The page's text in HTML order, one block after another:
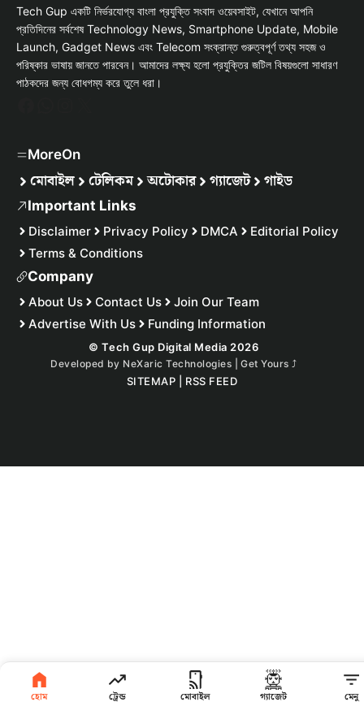
হোম ট্রেন্ড মোবাইল গ্যাজেট মেনু
Tech Gup একটি নির্ভরযোগ্য বাংলা প্রযুক্তি সংবাদ ওয়েবসাইট, যেখানে আপনি
প্রতিদিনের সর্বশেষ Technology News, Smartphone Update, Mobile
Launch, Gadget News এবং Telecom সংক্রান্ত গুরুত্বপূর্ণ তথ্য সহজ ও
পরিষ্কার ভাষায় জানতে পারবেন। আমাদের লক্ষ্য হলো প্রযুক্তির জটিল বিষয়গুলো সাধারণ
পাঠকদের জন্য বোধগম্য করে তুলে ধরা।
MoreOn
মোবাইল টেলিকম অটোকার গ্যাজেট গাইড
Important Links
Disclaimer Privacy Policy DMCA
Editorial Policy
Terms & Conditions
Company
About Us Contact Us
Join Our Team
Advertise With Us
Funding Information
© Tech Gup Digital Media 2026
Developed by NeXaric Technologies | Get Yours ⤴︎
SITEMAP RSS FEED